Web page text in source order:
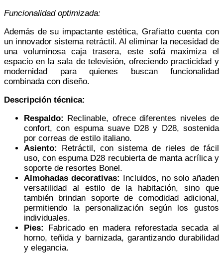
Funcionalidad optimizada:
Además de su impactante estética, Grafiatto cuenta con
un innovador sistema retráctil. Al eliminar la necesidad de
una voluminosa caja trasera, este sofá maximiza el
espacio en la sala de televisión, ofreciendo practicidad y
modernidad para quienes buscan funcionalidad
combinada con diseño.
Descripción técnica:
Respaldo: Reclinable, ofrece diferentes niveles de
confort, con espuma suave D28 y D28, sostenida
por correas de estilo italiano.
Asiento:
Retráctil, con sistema de rieles de fácil
uso, con espuma D28 recubierta de manta acrílica y
soporte de resortes Bonel.
Almohadas decorativas: Incluidos, no solo añaden
versatilidad al estilo de la habitación, sino que
también brindan soporte de comodidad adicional,
permitiendo la personalización según los gustos
individuales.
Pies:
Fabricado en madera reforestada secada al
horno, teñida y barnizada, garantizando durabilidad
y elegancia.